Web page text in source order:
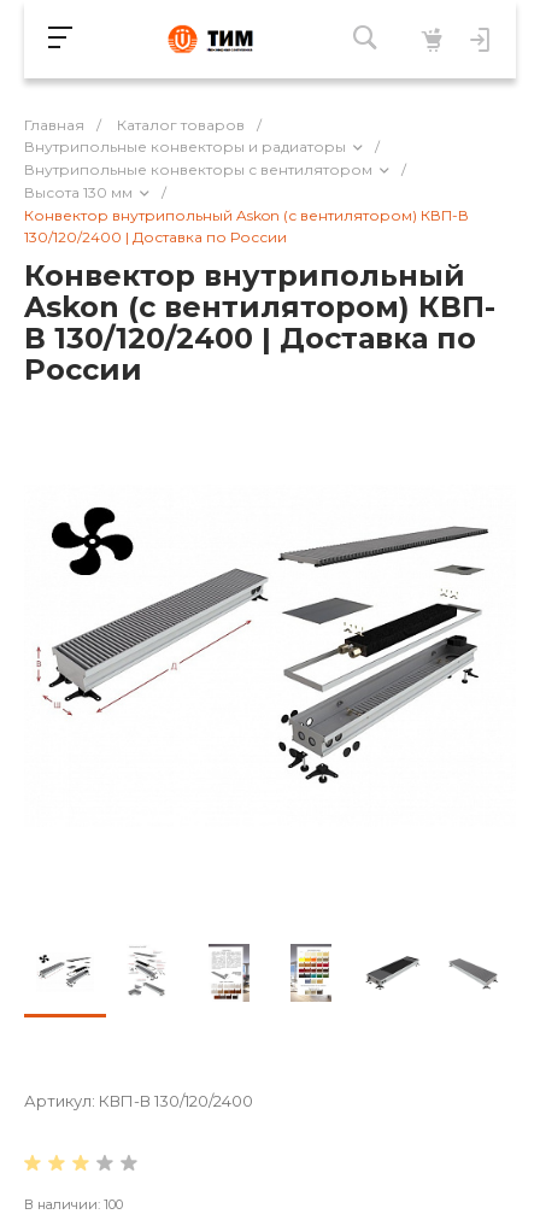
Главная / Каталог товаров
/
Внутрипольные конвекторы и радиаторы
/
Внутрипольные конвекторы с вентилятором
/
Высота 130 мм
/
Конвектор внутрипольный Askon (с вентилятором) КВП-В
130/120/2400 | Доставка по России
Конвектор внутрипольный
Askon (с вентилятором) КВП-
В 130/120/2400 | Доставка по
России
Артикул: КВП-В 130/120/2400
В наличии: 100